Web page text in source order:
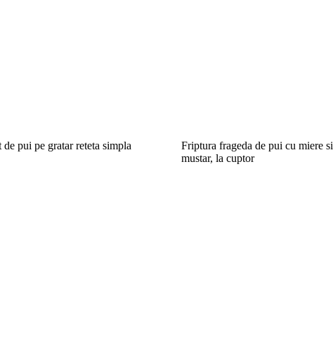
de pui pe gratar reteta simpla
Friptura frageda de pui cu miere si
mustar, la cuptor